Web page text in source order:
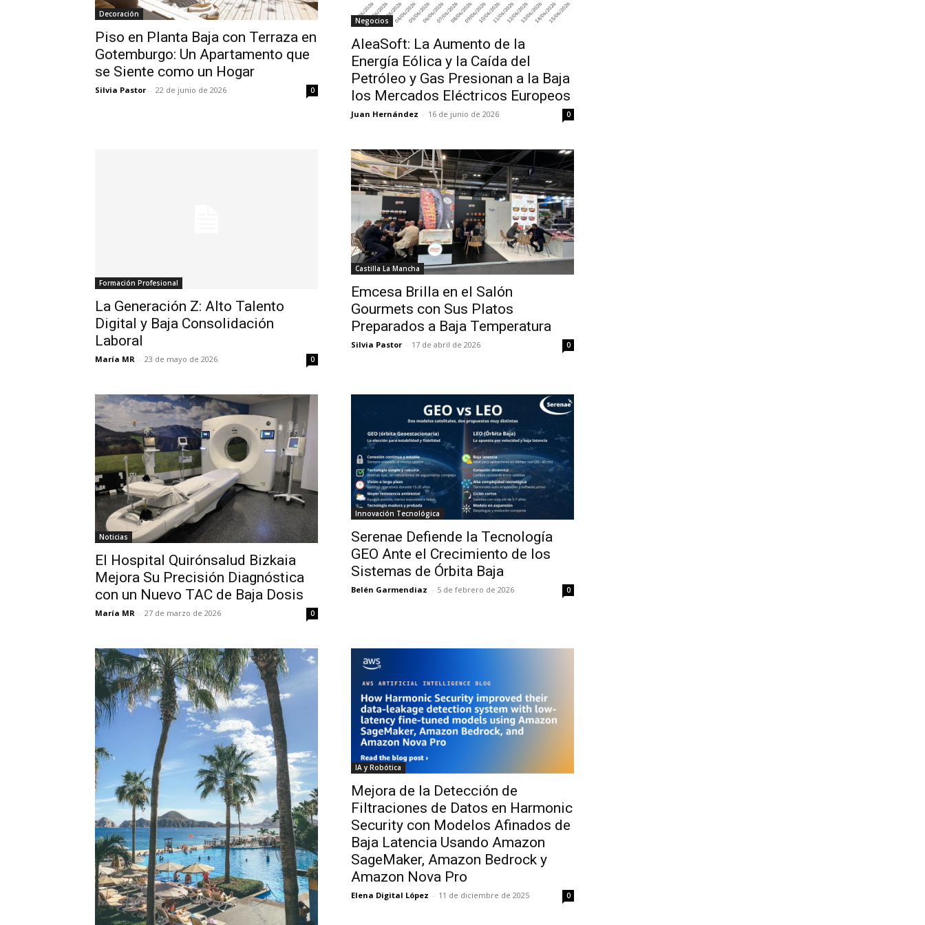
Decoración
Piso en Planta Baja con Terraza en
Gotemburgo: Un Apartamento que
se Siente como un Hogar
Silvia Pastor - 22 de junio de 2026 0
Negocios
AleaSoft: La Aumento de la
Energía Eólica y la Caída del
Petróleo y Gas Presionan a la Baja
los Mercados Eléctricos Europeos
Juan Hernández - 16 de junio de 2026 0
Formación Profesional
La Generación Z: Alto Talento
Digital y Baja Consolidación
Laboral
María MR - 23 de mayo de 2026 0
Castilla La Mancha
Emcesa Brilla en el Salón
Gourmets con Sus Platos
Preparados a Baja Temperatura
Silvia Pastor - 17 de abril de 2026 0
Noticias
El Hospital Quirónsalud Bizkaia
Mejora Su Precisión Diagnóstica
con un Nuevo TAC de Baja Dosis
María MR - 27 de marzo de 2026 0
Innovación Tecnológica
Serenae Defiende la Tecnología
GEO Ante el Crecimiento de los
Sistemas de Órbita Baja
Belén Garmendiaz - 5 de febrero de 2026 0
IA y Robótica
Mejora de la Detección de
Filtraciones de Datos en Harmonic
Security con Modelos Afinados de
Baja Latencia Usando Amazon
SageMaker, Amazon Bedrock y
Amazon Nova Pro
Elena Digital López - 11 de diciembre de 2025 0